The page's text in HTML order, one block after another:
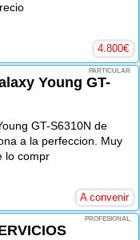
4.800€
PARTICULAR
Young GT-
GT-S6310N de
a la perfeccion. Muy
lo compr
A convenir
PROFESIONAL